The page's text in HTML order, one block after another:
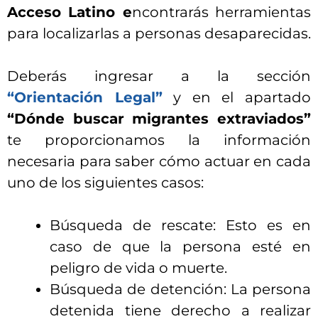
Acceso Latino encontrarás herramientas
para localizarlas a personas desaparecidas.
Deberás ingresar a la sección
“Orientación Legal”y en el apartado
“Dónde buscar migrantes extraviados”
te proporcionamos la información
necesaria para saber cómo actuar en cada
uno de los siguientes casos:
Búsqueda de rescate: Esto es en
caso de que la persona esté en
peligro de vida o muerte.
Búsqueda de detención: La persona
detenida tiene derecho a realizar